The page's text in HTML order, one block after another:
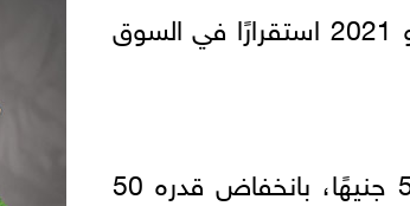
شهدت أسعار الدقيق اليوم الخميس 17 يونيو 2021 استقرارًا في السوق
سجل سعر طن الدقيق بروتين 24 نحو 5500 جنيهًا، بانخفاض قدره 50